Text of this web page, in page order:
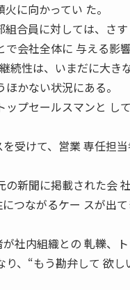
に向かってい た。
合員に対しては、さ
会社全体に 与える影
続性は、いまだに大き
かない状況にある。
プセールスマンと し
受けて、営業 専任担
新聞に掲載された会
つながるケー スが出
社内組織との 軋轢、ト
り、“もう勘弁して 欲